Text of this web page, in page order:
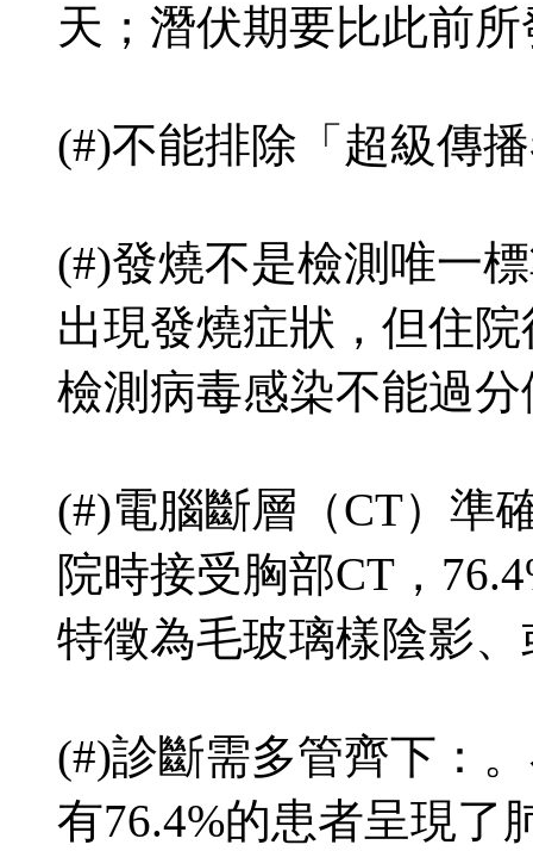
天；潛伏期要比此前
(#)不能排除「超級傳
(#)發燒不是檢測唯一
出現發燒症狀，但住
檢測病毒感染不能過
(#)電腦斷層（CT）準
院時接受胸部CT，
特徵為毛玻璃樣陰影
(#)診斷需多管齊下：
有76.4%的患者呈現了